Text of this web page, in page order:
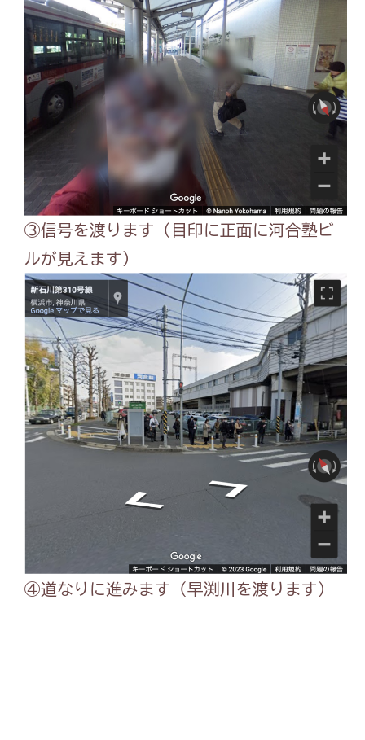
③信号を渡ります（目印に正面に河合塾ビ
ルが見えます）
④道なりに進みます（早渕川を渡ります）